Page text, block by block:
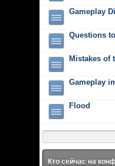
Gameplay
Questions
Mistakes of
Gameplay
Flood
Кто сейчас на